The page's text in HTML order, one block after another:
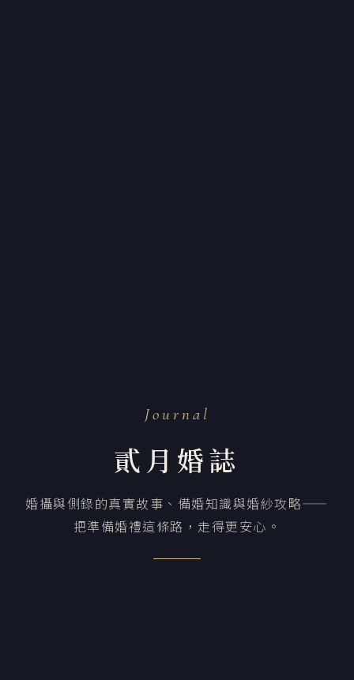
Journal
貳月婚誌
婚攝與側錄的真實故事、備婚知識與婚紗攻略——
把準備婚禮這條路，走得更安心。